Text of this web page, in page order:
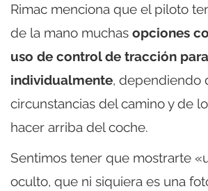
Rimac menciona que el piloto
de la mano muchas opciones
uso de control de tracción
individualmente, dependiendo
circunstancias del camino y de
hacer arriba del coche.
Sentimos tener que mostrarte
oculto, que ni siquiera es una